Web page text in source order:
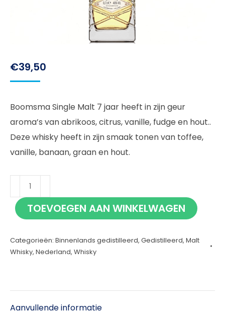
€39,50
Boomsma Single Malt 7 jaar heeft in zijn geur
aroma’s van abrikoos, citrus, vanille, fudge en hout..
Deze whisky heeft in zijn smaak tonen van toffee,
vanille, banaan, graan en hout.
Boomsma
Single
Malt
jaar
70cl
TOEVOEGEN AAN WINKELWAGEN
Categorieën: Binnenlands gedistilleerd, Gedistilleerd, Malt
Whisky, Nederland, Whisky
Aanvullende informatie